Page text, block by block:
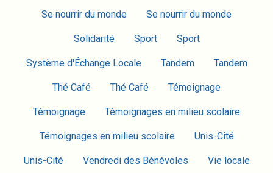
Se nourrir du monde Se nourrir du monde
Solidarité Sport Sport
Système d'Échange Locale Tandem Tandem
Thé Café Thé Café Témoignage
Témoignage Témoignages en milieu scolaire
Témoignages en milieu scolaire Unis-Cité
Unis-Cité Vendredi des Bénévoles Vie locale